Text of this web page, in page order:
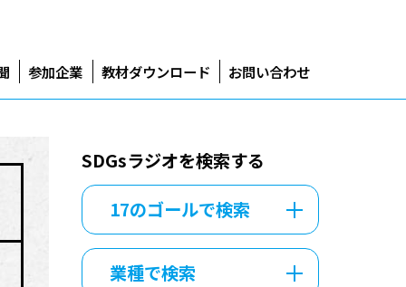
参加企業 教材ダウンロード お問い合わせ
SDGsラジオを検索する
17のゴールで検索
業種で検索